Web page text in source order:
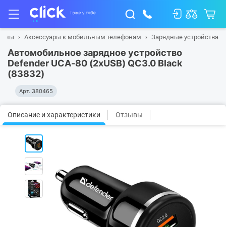
Аксессуары к мобильным телефонам Зарядные устройства
Автомобильное зарядное устройство
Defender UCA-80 (2хUSB) QC3.0 Black
(83832)
Арт. 380465
Описание и характеристики Отзывы